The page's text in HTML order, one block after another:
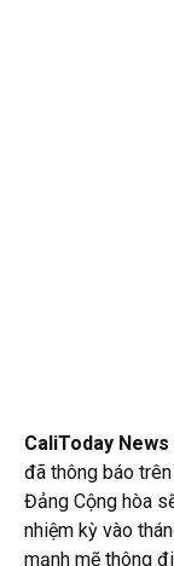
CaliToday News
đã thông báo
Đảng Cộng hòa
nhiệm kỳ vào
mạnh mẽ thông